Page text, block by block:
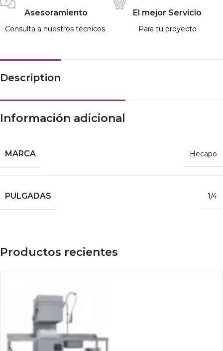
Asesoramiento
Consulta a nuestros técnicos
El mejor Servicio
Para tu proyecto
Description
Información adicional
MARCA Hecapo
PULGADAS 1/4
Productos recientes